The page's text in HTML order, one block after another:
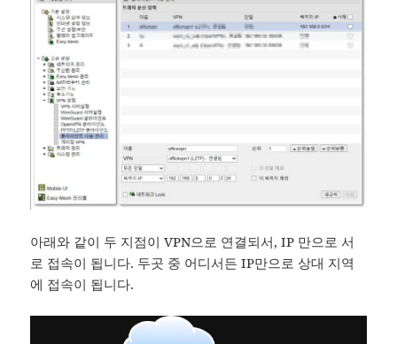
아래와 같이 두 지점이 VPN으로 연결되서, IP 만으로 서
로 접속이 됩니다. 두곳 중 어디서든 IP만으로 상대 지역
에 접속이 됩니다.